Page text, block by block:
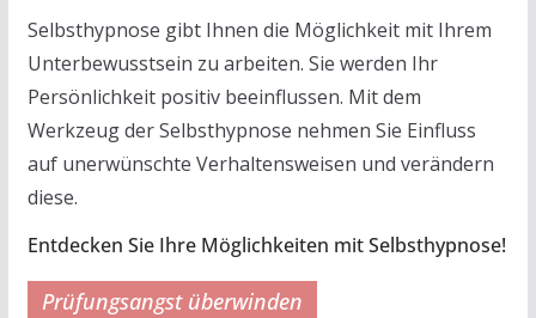
Selbsthypnose gibt Ihnen die Möglichkeit mit Ihrem
Unterbewusstsein zu arbeiten. Sie werden Ihr
Persönlichkeit positiv beeinflussen. Mit dem
Werkzeug der Selbsthypnose nehmen Sie Einfluss
auf unerwünschte Verhaltensweisen und verändern
diese.
Entdecken Sie Ihre Möglichkeiten mit Selbsthypnose!
Prüfungsangst überwinden